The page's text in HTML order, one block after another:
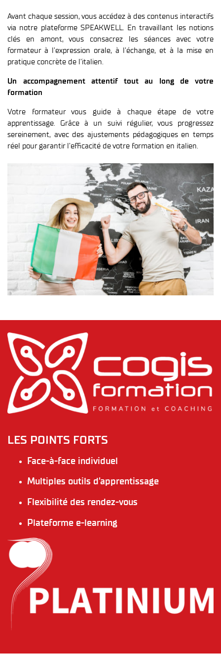
Avant chaque session, vous accédez à des contenus interactifs
via notre plateforme SPEAKWELL. En travaillant les notions
clés en amont, vous consacrez les séances avec votre
formateur à l’expression orale, à l’échange, et à la mise en
pratique concrète de l’italien.
Un accompagnement attentif tout au long de votre
formation
Votre formateur vous guide à chaque étape de votre
apprentissage. Grâce à un suivi régulier, vous progressez
sereinement, avec des ajustements pédagogiques en temps
réel pour garantir l’efficacité de votre formation en italien.
LES POINTS FORTS
Face-à-face individuel
Multiples outils d’apprentissage
Flexibilité des rendez-vous
Plateforme e-learning